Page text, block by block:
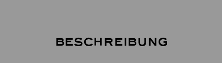
Beschreibung